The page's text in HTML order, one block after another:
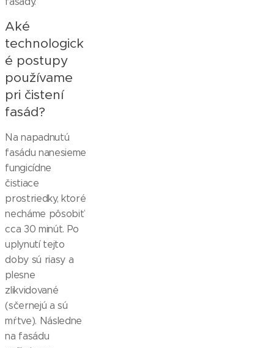
Aké
technologick
é postupy
používame
pri čistení
fasád?
Na napadnutú
fasádu nanesieme
fungicídne
čistiace
prostriedky, ktoré
necháme pôsobiť
cca 30 minút. Po
uplynutí tejto
doby sú riasy a
plesne
zlikvidované
(sčernejú a sú
mŕtve). Následne
na fasádu